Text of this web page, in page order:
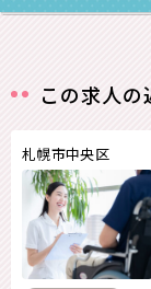
この求人
札幌市中央区